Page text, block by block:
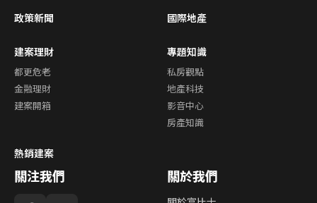
政策新聞 國際地產
建案理財
都更危老
金融理財
建案開箱
專題知識
私房觀點
地產科技
影音中心
房產知識
熱銷建案
關注我們 關於我們